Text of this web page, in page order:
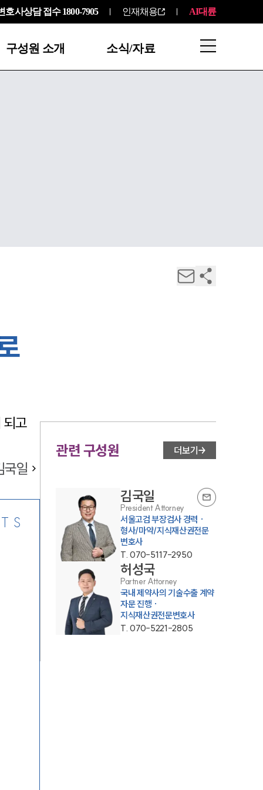
호사상담 접수 1800-7905 인재채용 AI대륜
구성원 소개 소식/자료
되고
국일
관련 구성원 더보기
김국일
President Attorney
서울고검 부장검사 경력 ·
형사/마약/지식재산권전문
변호사
T.070-5117-2950
허성국
Partner Attorney
국내 제약사의 기술수출 계약
자문 진행 ·
지식재산권전문변호사
T.070-5221-2805